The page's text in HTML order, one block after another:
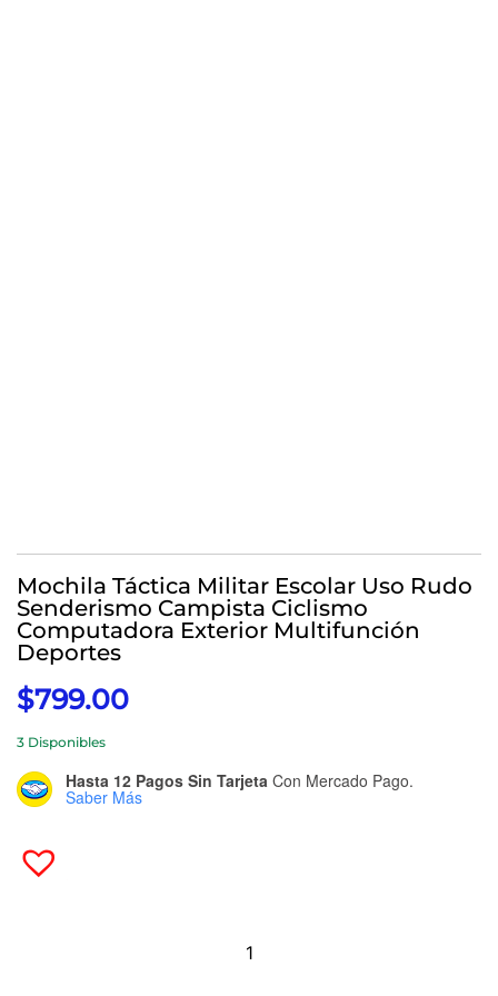
Mochila Táctica Militar Escolar Uso Rudo
Senderismo Campista Ciclismo
Computadora Exterior Multifunción
Deportes
$799.00
3 Disponibles
Hasta 12 Pagos Sin Tarjeta Con Mercado Pago.
Saber Más
Militar
Escolar